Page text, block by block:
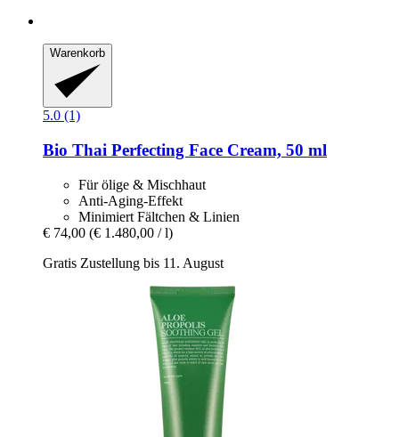
Warenkorb
5.0 (1)
Bio Thai Perfecting Face Cream, 50 ml
Für ölige & Mischhaut
Anti-Aging-Effekt
Minimiert Fältchen & Linien
€ 74,00 (€ 1.480,00 / l)
Gratis Zustellung bis 11. August